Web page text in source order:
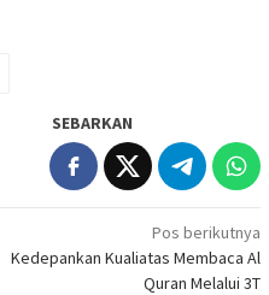
SEBARKAN
Pos berikutnya
Kedepankan Kualiatas Membaca Al
Quran Melalui 3T